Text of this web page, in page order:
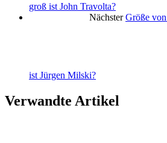
groß ist John Travolta?
Nächster Größe
ist Jürgen Milski?
Verwandte Artikel